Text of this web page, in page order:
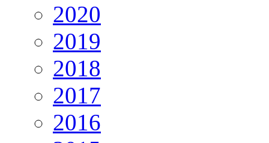
2020
2019
2018
2017
2016